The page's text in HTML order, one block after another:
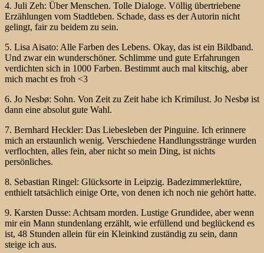
4. Juli Zeh: Über Menschen. Tolle Dialoge. Völlig übertriebene
Erzählungen vom Stadtleben. Schade, dass es der Autorin nicht
gelingt, fair zu beidem zu sein.
5. Lisa Aisato: Alle Farben des Lebens. Okay, das ist ein Bildband.
Und zwar ein wunderschöner. Schlimme und gute Erfahrungen
verdichten sich in 1000 Farben. Bestimmt auch mal kitschig, aber
mich macht es froh <3
6. Jo Nesbø: Sohn. Von Zeit zu Zeit habe ich Krimilust. Jo Nesbø ist
dann eine absolut gute Wahl.
7. Bernhard Heckler: Das Liebesleben der Pinguine. Ich erinnere
mich an erstaunlich wenig. Verschiedene Handlungsstränge wurden
verflochten, alles fein, aber nicht so mein Ding, ist nichts
persönliches.
8. Sebastian Ringel: Glücksorte in Leipzig. Badezimmerlektüre,
enthielt tatsächlich einige Orte, von denen ich noch nie gehört hatte.
9. Karsten Dusse: Achtsam morden. Lustige Grundidee, aber wenn
mir ein Mann stundenlang erzählt, wie erfüllend und beglückend es
ist, 48 Stunden allein für ein Kleinkind zuständig zu sein, dann
steige ich aus.